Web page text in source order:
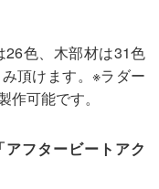
色、木部材は31色
頂けます。※ラダー
可能です。
フタービートアク